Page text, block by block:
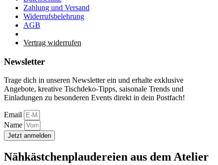
Zahlung und Versand
Widerrufsbelehrung
AGB
Vertrag widerrufen
Newsletter
Trage dich in unseren Newsletter ein und erhalte exklusive
Angebote, kreative Tischdeko-Tipps, saisonale Trends und
Einladungen zu besonderen Events direkt in dein Postfach!
Email
Name
Jetzt anmelden
Nähkästchenplaudereien aus dem Atelier